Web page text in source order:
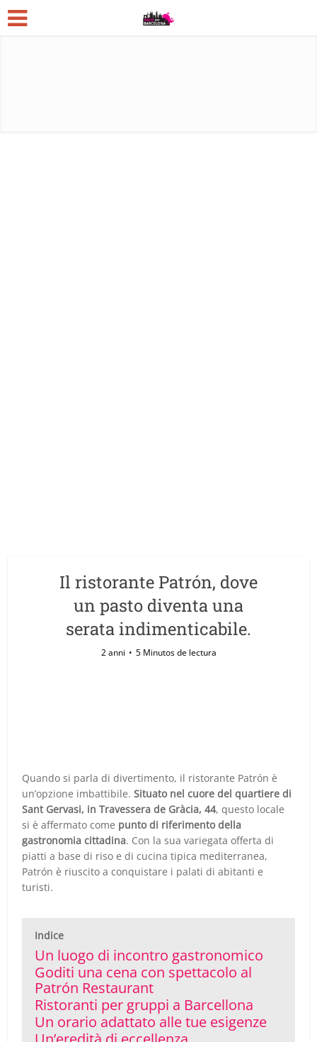
Il ristorante Patrón, dove
un pasto diventa una
serata indimenticabile.
2 anni 5 Minutos de lectura
Quando si parla di divertimento, il ristorante Patrón è
un’opzione imbattibile.Situato nel cuore del quartiere di
Sant Gervasi, in Travessera de Gràcia, 44, questo locale
si è affermato come punto di riferimento della
gastronomia cittadina. Con la sua variegata offerta di
piatti a base di riso e di cucina tipica mediterranea,
Patrón è riuscito a conquistare i palati di abitanti e
turisti.
Indice
Un luogo di incontro gastronomico
Goditi una cena con spettacolo al
Patrón Restaurant
Ristoranti per gruppi a Barcellona
Un orario adattato alle tue esigenze